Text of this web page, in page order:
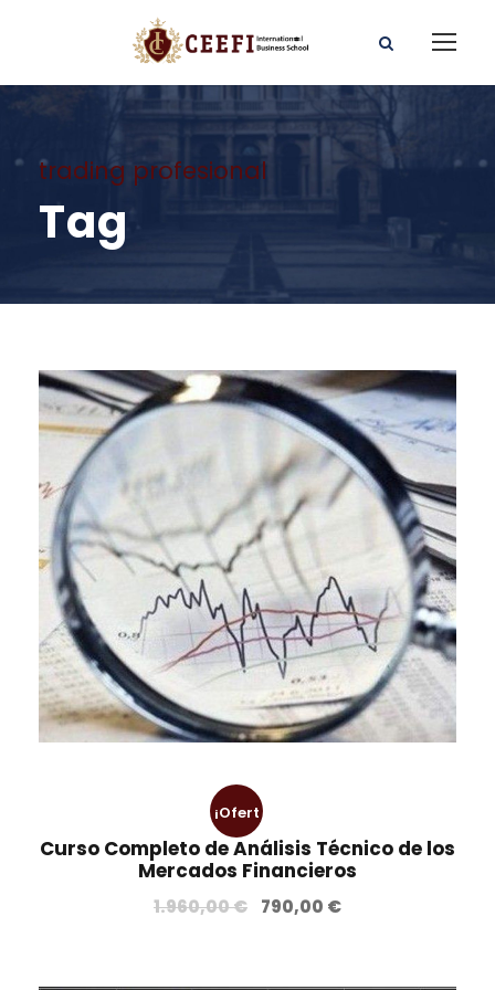
trading profesional
Tag
¡Ofert
a!
Curso Completo de Análisis Técnico de los
Mercados Financieros
1.960,00€
E
790,00 €E